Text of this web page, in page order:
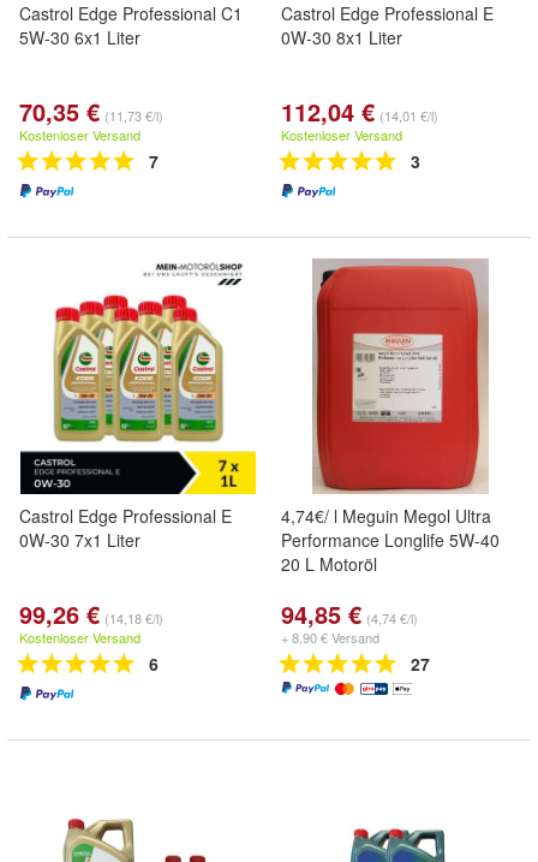
Castrol Edge Professional C1
5W-30 6x1 Liter
70,35 € (11,73 €/l)
Kostenloser Versand
7
Castrol Edge Professional E
0W-30 8x1 Liter
112,04 € (14,01 €/l)
Kostenloser Versand
3
Castrol Edge Professional E
0W-30 7x1 Liter
99,26 € (14,18 €/l)
Kostenloser Versand
6
4,74€/ l Meguin Megol Ultra
Performance Longlife 5W-40
20 L Motoröl
94,85 € (4,74 €/l)
+ 8,90 € Versand
27